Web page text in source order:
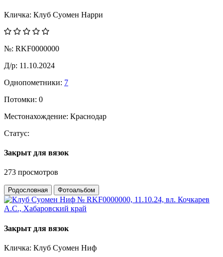
Кличка: Клуб Суомен Нарри
№: RKF0000000
Д/р: 11.10.2024
Однопометники: 7
Потомки: 0
Местонахождение: Краснодар
Статус:
Закрыт для вязок
273 просмотров
Родословная Фотоальбом
Закрыт для вязок
Кличка: Клуб Суомен Ниф